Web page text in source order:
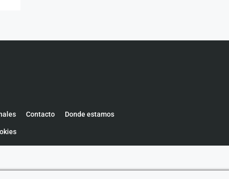
Contacto Donde estamos